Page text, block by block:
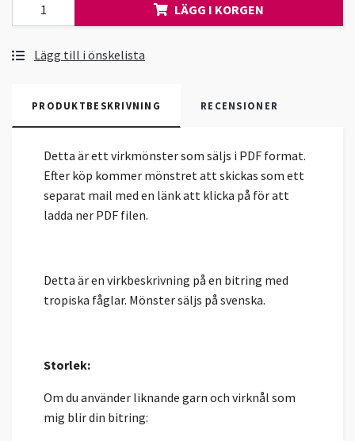
LÄGG I KORGEN
Lägg till i önskelista
PRODUKTBESKRIVNING RECENSIONER
Detta är ett virkmönster som säljs i PDF format.
Efter köp kommer mönstret att skickas som ett
separat mail med en länk att klicka på för att
ladda ner PDF filen.
Detta är en virkbeskrivning på en bitring med
tropiska fåglar. Mönster säljs på svenska.
Storlek:
Om du använder liknande garn och virknål som
mig blir din bitring: